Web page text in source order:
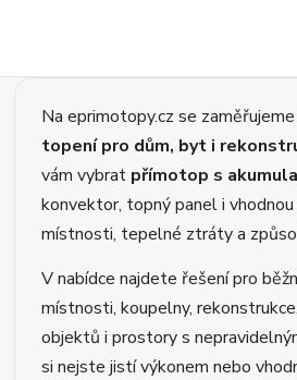
Na eprimotopy.cz se zaměřujeme
topení pro dům, byt i
vám vybrat přímotop s
konvektor, topný panel i
místnosti, tepelné ztráty a
V nabídce najdete řešení pro
místnosti, koupelny,
objektů i prostory s
si nejste jistí výkonem nebo